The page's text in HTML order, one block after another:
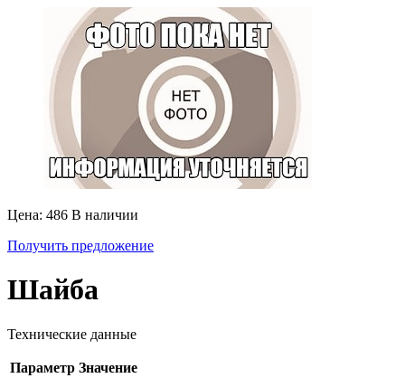
Цена: 486 В наличии
Получить предложение
Шайба
Технические данные
Параметр Значение